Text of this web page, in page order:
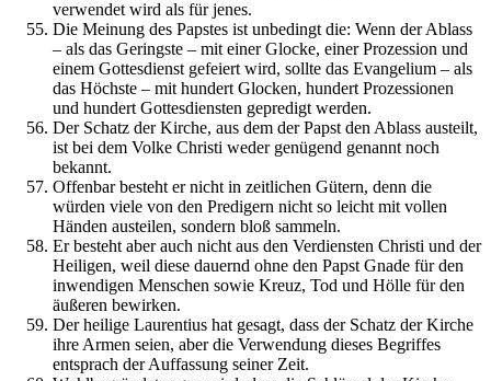
verwendet wird als für jenes.
Die Meinung des Papstes ist unbedingt die: Wenn der Ablass
– als das Geringste – mit einer Glocke, einer Prozession und
einem Gottesdienst gefeiert wird, sollte das Evangelium – als
das Höchste – mit hundert Glocken, hundert Prozessionen
und hundert Gottesdiensten gepredigt werden.
Der Schatz der Kirche, aus dem der Papst den Ablass austeilt,
ist bei dem Volke Christi weder genügend genannt noch
bekannt.
Offenbar besteht er nicht in zeitlichen Gütern, denn die
würden viele von den Predigern nicht so leicht mit vollen
Händen austeilen, sondern bloß sammeln.
Er besteht aber auch nicht aus den Verdiensten Christi und der
Heiligen, weil diese dauernd ohne den Papst Gnade für den
inwendigen Menschen sowie Kreuz, Tod und Hölle für den
äußeren bewirken.
Der heilige Laurentius hat gesagt, dass der Schatz der Kirche
ihre Armen seien, aber die Verwendung dieses Begriffes
entsprach der Auffassung seiner Zeit.